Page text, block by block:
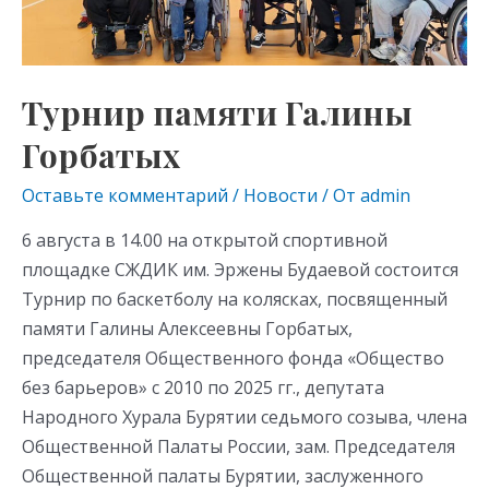
ki
Турнир памяти Галины
Горбатых
Оставьте комментарий / Новости / От admin
6 августа в 14.00 на открытой спортивной
площадке СЖДИК им. Эржены Будаевой состоится
Турнир по баскетболу на колясках, посвященный
памяти Галины Алексеевны Горбатых,
председателя Общественного фонда «Общество
без барьеров» с 2010 по 2025 гг., депутата
Народного Хурала Бурятии седьмого созыва, члена
Общественной Палаты России, зам. Председателя
Общественной палаты Бурятии, заслуженного